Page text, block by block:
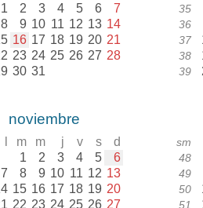
1 2 3 4 5 6 7
8 9 10 11 12 13 14
16 17 18 19 20 21
23 24 25 26 27 28
30 31
35
36
37
38
39
noviembre
m m j v s d
1 2 3 4 5 6
7 8 9 10 11 12 13
15 16 17 18 19 20
22 23 24 25 26 27
sm
48
49
50
51